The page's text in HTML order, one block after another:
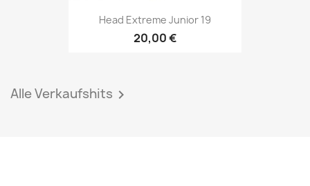
Head Extreme Junior 19
20,00 €
Alle Verkaufshits 